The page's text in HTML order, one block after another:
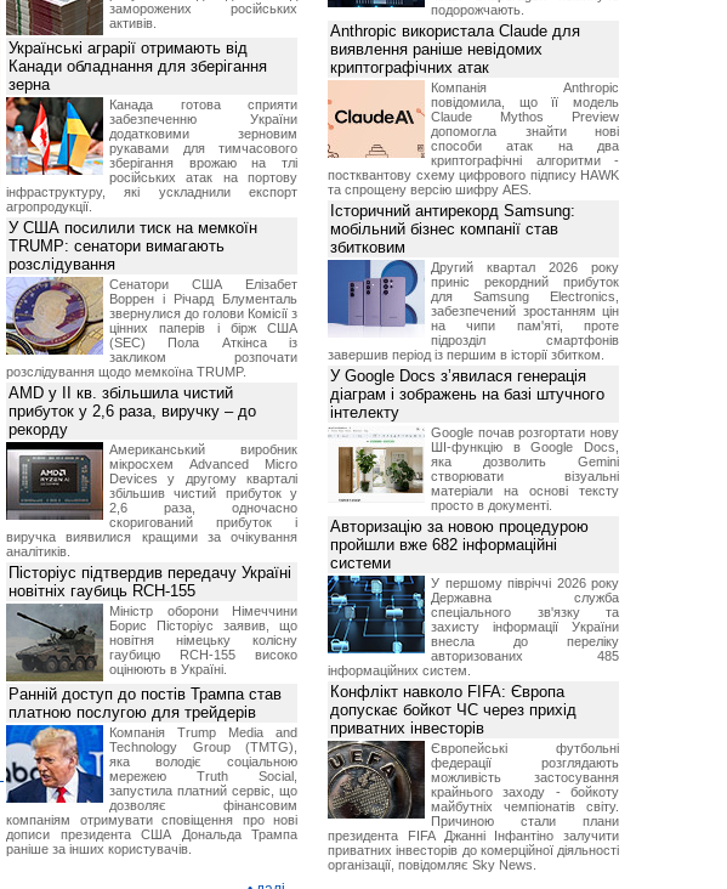
заморожених російських
активів.
Українські аграрії отримають від
Канади обладнання для зберігання
зерна
Канада готова сприяти
забезпеченню України
додатковими зерновим
рукавами для тимчасового
зберігання врожаю на тлі
російських атак на портову
інфраструктуру, які ускладнили експорт
агропродукції.
У США посилили тиск на мемкоїн
TRUMP: сенатори вимагають
розслідування
Сенатори США Елізабет
Воррен і Річард Блументаль
звернулися до голови Комісії з
цінних паперів і бірж США
(SEC) Пола Аткінса із
закликом розпочати
розслідування щодо мемкоїна TRUMP.
AMD у II кв. збільшила чистий
прибуток у 2,6 раза, виручку – до
рекорду
Американський виробник
мікросхем Advanced Micro
Devices у другому кварталі
збільшив чистий прибуток у
2,6 раза, одночасно
скоригований прибуток і
виручка виявилися кращими за очікування
аналітиків.
Пісторіус підтвердив передачу Україні
новітніх гаубиць RCH-155
Міністр оборони Німеччини
Борис Пісторіус заявив, що
новітня німецьку колісну
гаубицю RCH-155 високо
оцінюють в Україні.
Ранній доступ до постів Трампа став
платною послугою для трейдерів
Компанія Trump Media and
Technology Group (TMTG),
яка володіє соціальною
мережею Truth Social,
запустила платний сервіс, що
дозволяє фінансовим
компаніям отримувати сповіщення про нові
дописи президента США Дональда Трампа
раніше за інших користувачів.
подорожчають.
Anthropic використала Claude для
виявлення раніше невідомих
криптографічних атак
Компанія Anthropic
повідомила, що її модель
Claude Mythos Preview
допомогла знайти нові
способи атак на два
криптографічні алгоритми -
постквантову схему цифрового підпису HAWK
та спрощену версію шифру AES.
Історичний антирекорд Samsung:
мобільний бізнес компанії став
збитковим
Другий квартал 2026 року
приніс рекордний прибуток
для Samsung Electronics,
забезпечений зростанням цін
на чипи пам'яті, проте
підрозділ смартфонів
завершив період із першим в історії збитком.
У Google Docs з’явилася генерація
діаграм і зображень на базі штучного
інтелекту
Google почав розгортати нову
ШІ-функцію в Google Docs,
яка дозволить Gemini
створювати візуальні
матеріали на основі тексту
просто в документі.
Авторизацію за новою процедурою
пройшли вже 682 інформаційні
системи
У першому півріччі 2026 року
Державна служба
спеціального зв'язку та
захисту інформації України
внесла до переліку
авторизованих 485
інформаційних систем.
Конфлікт навколо FIFA: Європа
допускає бойкот ЧС через прихід
приватних інвесторів
Європейські футбольні
федерації розглядають
можливість застосування
крайнього заходу - бойкоту
майбутніх чемпіонатів світу.
Причиною стали плани
президента FIFA Джанні Інфантіно залучити
приватних інвесторів до комерційної діяльності
організації, повідомляє Sky News.